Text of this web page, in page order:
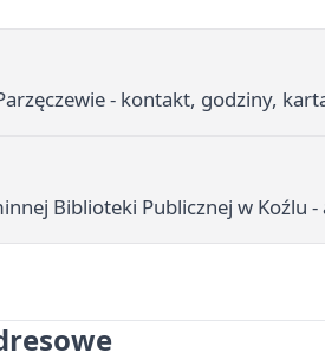
- kontakt, godziny,
Biblioteki Publicznej w Koźlu